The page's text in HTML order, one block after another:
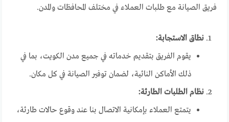
فريق الصيانة مع طلبات العملاء في مختلف المحافظات والمدن.
نطاق الاستجابة:
يقوم الفريق بتقديم خدماته في جميع مدن الكويت، بما في
ذلك الأماكن النائية، لضمان توفير الصيانة في كل مكان.
نظام الطلبات الطارئة:
يتمتع العملاء بإمكانية الاتصال بنا عند وقوع حالات طارئة،